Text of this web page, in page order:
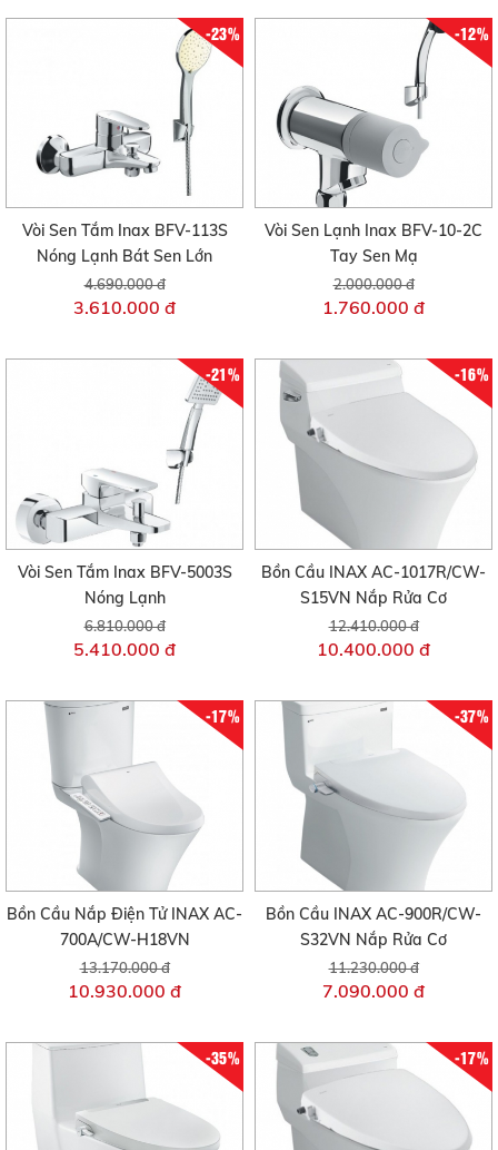
-23%
Vòi Sen Tắm Inax BFV-113S
Nóng Lạnh Bát Sen Lớn
4.690.000 đ
3.610.000 đ
-12%
Vòi Sen Lạnh Inax BFV-10-2C
Tay Sen Mạ
2.000.000 đ
1.760.000 đ
-21%
Vòi Sen Tắm Inax BFV-5003S
Nóng Lạnh
6.810.000 đ
5.410.000 đ
-16%
Bồn Cầu INAX AC-1017R/CW-
S15VN Nắp Rửa Cơ
12.410.000 đ
10.400.000 đ
-17%
Bồn Cầu Nắp Điện Tử INAX AC-
700A/CW-H18VN
13.170.000 đ
10.930.000 đ
-37%
Bồn Cầu INAX AC-900R/CW-
S32VN Nắp Rửa Cơ
11.230.000 đ
7.090.000 đ
-35% -17%